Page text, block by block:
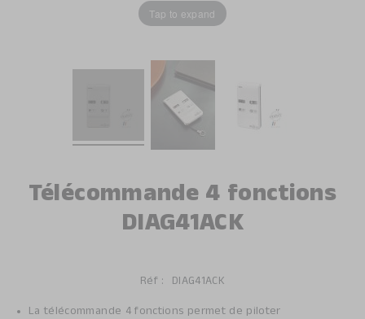
Tap to expand
Télécommande 4 fonctions
DIAG41ACK
Réf : DIAG41ACK
La télécommande 4 fonctions permet de piloter